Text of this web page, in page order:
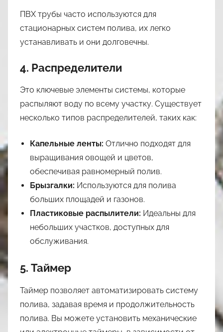
ПВХ трубы часто используются для
стационарных систем полива, их легко
устанавливать и они долговечны.
4. Распределители
Это ключевые элементы системы, которые
распыляют воду по всему участку. Существует
несколько типов распределителей, таких как:
Капельные ленты: Отлично подходят для
выращивания овощей и цветов,
обеспечивая равномерный полив.
Брызгалки: Используются для полива
больших площадей и газонов.
Пластиковые распылители: Идеальны для
небольших участков, доступных для
обслуживания.
5. Таймер
Таймер позволяет автоматизировать систему
полива, задавая время и продолжительность
полива. Вы можете установить механические